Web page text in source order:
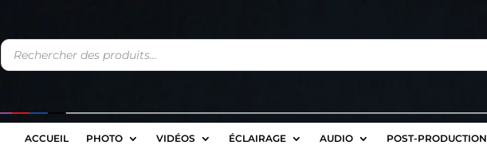
Recherche
de
produits
ACCUEIL PHOTO VIDÉOS ÉCLAIRAGE AUDIO POST-PRODUCTION